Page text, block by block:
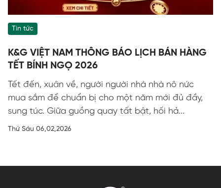
Tin tức
K&G VIỆT NAM THÔNG BÁO LỊCH BÁN HÀNG
TẾT BÍNH NGỌ 2026
Tết đến, xuân về, người người nhà nhà nô nức
mua sắm để chuẩn bị cho một năm mới đủ đầy,
sung túc. Giữa guồng quay tất bật, hối hả...
Thứ Sáu 06,02,2026